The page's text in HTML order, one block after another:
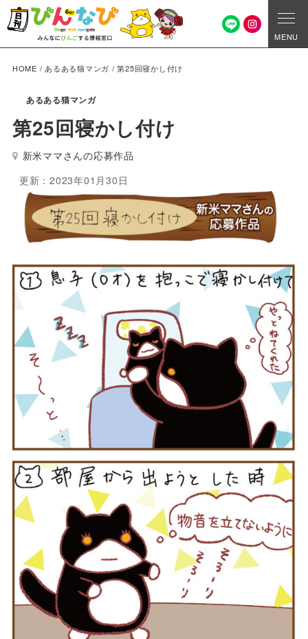
MENU
HOME / あるある猫マンガ /第25回寝かし付け
あるある猫マンガ
第25回寝かし付け
新米ママさんの応募作品
更新：2023年01月30日